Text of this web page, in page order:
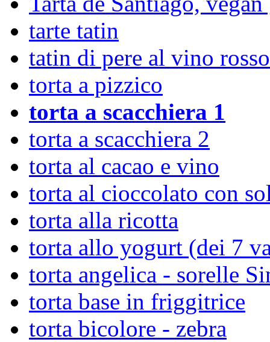
tarte tatin
tatin di pere al vino rosso
torta a pizzico
torta a scacchiera 1
torta a scacchiera 2
torta al cacao e vino
torta al cioccolato con
torta alla ricotta
torta allo yogurt (dei 7
torta angelica - sorelle
torta base in friggitrice
torta bicolore - zebra